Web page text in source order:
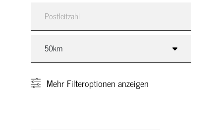
Mehr Filteroptionen anzeigen